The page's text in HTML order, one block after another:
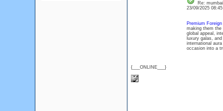
{___ONLINE___}
Re:
23/09/2025
Premium
making them the
global appeal,
luxury galas,
international
occasion into a